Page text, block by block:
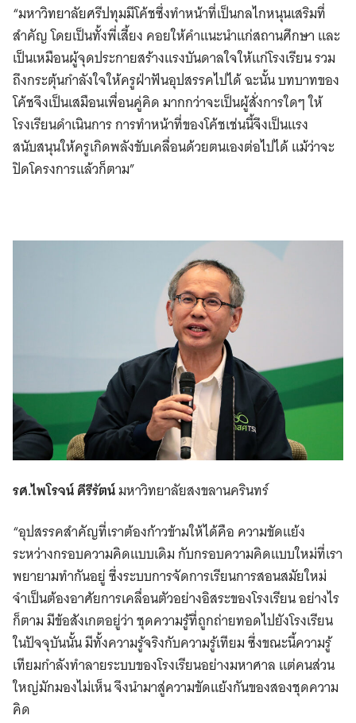
“มหาวิทยาลัยศรีปทุมมีโค้ชซึ่งทำหน้าที่เป็นกลไกหนุนเสริมที่
สำคัญ โดยเป็นทั้งพี่เสี้ยง คอยให้คำแนะนำแก่สถานศึกษา และ
เป็นเหมือนผู้จุดประกายสร้างแรงบันดาลใจให้แก่โรงเรียน รวม
ถึงกระตุ้นกำลังใจให้ครูฝ่าฟันอุปสรรคไปได้ ฉะนั้น บทบาทของ
โค้ชจึงเป็นเสมือนเพื่อนคู่คิด มากกว่าจะเป็นผู้สั่งการใดๆ ให้
โรงเรียนดำเนินการ การทำหน้าที่ของโค้ชเช่นนี้จึงเป็นแรง
สนับสนุนให้ครูเกิดพลังขับเคลื่อนด้วยตนเองต่อไปได้ แม้ว่าจะ
ปิดโครงการแล้วก็ตาม”
รศ.ไพโรจน์ คีรีรัตน์มหาวิทยาลัยสงขลานครินทร์
“อุปสรรคสำคัญที่เราต้องก้าวข้ามให้ได้คือ ความขัดแย้ง
ระหว่างกรอบความคิดแบบเดิม กับกรอบความคิดแบบใหม่ที่เรา
พยายามทำกันอยู่ ซึ่งระบบการจัดการเรียนการสอนสมัยใหม่
จำเป็นต้องอาศัยการเคลื่อนตัวอย่างอิสระของโรงเรียน อย่างไร
ก็ตาม มีข้อสังเกตอยู่ว่า ชุดความรู้ที่ถูกถ่ายทอดไปยังโรงเรียน
ในปัจจุบันนั้น มีทั้งความรู้จริงกับความรู้เทียม ซึ่งขณะนี้ความรู้
เทียมกำลังทำลายระบบของโรงเรียนอย่างมหาศาล แต่คนส่วน
ใหญ่มักมองไม่เห็น จึงนำมาสู่ความขัดแย้งกันของสองชุดความ
คิด